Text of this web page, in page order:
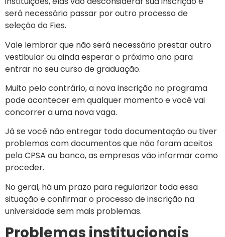
será necessário passar por outro processo de
seleção do Fies.
Vale lembrar que não será necessário prestar outro
vestibular ou ainda esperar o próximo ano para
entrar no seu curso de graduação.
Muito pelo contrário, a nova inscrição no programa
pode acontecer em qualquer momento e você vai
concorrer a uma nova vaga.
Já se você não entregar toda documentação ou tiver
problemas com documentos que não foram aceitos
pela CPSA ou banco, as empresas vão informar como
proceder.
No geral, há um prazo para regularizar toda essa
situação e confirmar o processo de inscrição na
universidade sem mais problemas.
Problemas institucionais